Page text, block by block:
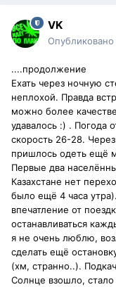
VK
Опубликовано
....продолжение
Ехать через ночную
неплохой. Правда
можно более
удавалось :) . Погода
скорость 26-28.
пришлось одеть ещё
Первые два
Казахстане нет
было ещё 4 часа
впечатление от
останавливаться
я не очень люблю,
сделать ещё
(хм, странно..).
Солнце взошло,